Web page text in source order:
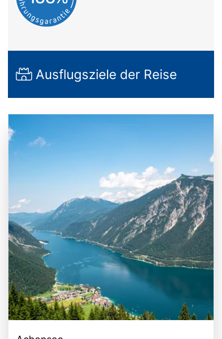
Ausflugsziele der Reise